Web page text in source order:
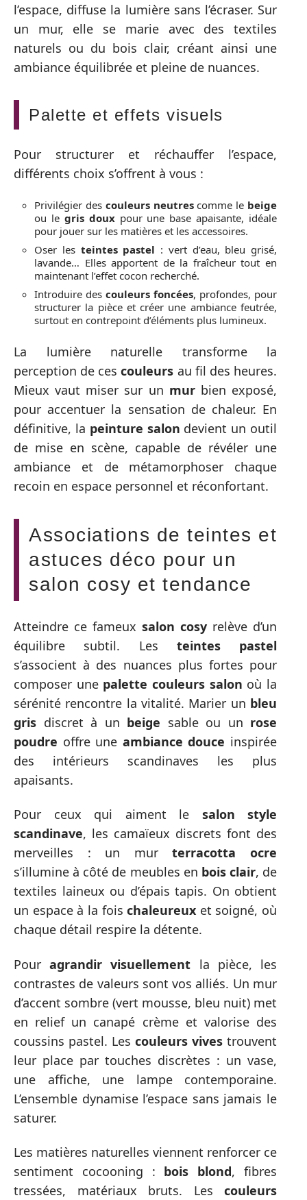
l’espace, diffuse la lumière sans l’écraser. Sur
un mur, elle se marie avec des textiles
naturels ou du bois clair, créant ainsi une
ambiance équilibrée et pleine de nuances.
Palette et effets visuels
Pour structurer et réchauffer l’espace,
différents choix s’offrent à vous :
Privilégier des couleurs neutrescomme le beige
ou le gris douxpour une base apaisante, idéale
pour jouer sur les matières et les accessoires.
Oser les teintes pastel : vert d’eau, bleu grisé,
lavande… Elles apportent de la fraîcheur tout en
maintenant l’effet cocon recherché.
Introduire des couleurs foncées, profondes, pour
structurer la pièce et créer une ambiance feutrée,
surtout en contrepoint d’éléments plus lumineux.
La lumière naturelle transforme la
perception de cescouleurs au fil des heures.
Mieux vaut miser sur un murbien exposé,
pour accentuer la sensation de chaleur. En
définitive, la peinture salon devient un outil
de mise en scène, capable de révéler une
ambiance et de métamorphoser chaque
recoin en espace personnel et réconfortant.
Associations de teintes et
astuces déco pour un
salon cosy et tendance
Atteindre ce fameux salon cosy relève d’un
équilibre subtil. Les teintes pastel
s’associent à des nuances plus fortes pour
composer une palette couleurs salon où la
sérénité rencontre la vitalité. Marier un bleu
gris discret à un beige sable ou un rose
poudre offre une ambiance douce inspirée
des intérieurs scandinaves les plus
apaisants.
Pour ceux qui aiment le salon style
scandinave, les camaïeux discrets font des
merveilles : un murterracotta ocre
s’illumine à côté de meubles en bois clair, de
textiles laineux ou d’épais tapis. On obtient
un espace à la foischaleureux et soigné, où
chaque détail respire la détente.
Pouragrandir visuellement la pièce, les
contrastes de valeurs sont vos alliés. Un mur
d’accent sombre (vert mousse, bleu nuit) met
en relief un canapé crème et valorise des
coussins pastel. Les couleurs vives trouvent
leur place par touches discrètes : un vase,
une affiche, une lampe contemporaine.
L’ensemble dynamise l’espace sans jamais le
saturer.
Les matières naturelles viennent renforcer ce
sentiment cocooning : bois blond, fibres
tressées, matériaux bruts. Les couleurs